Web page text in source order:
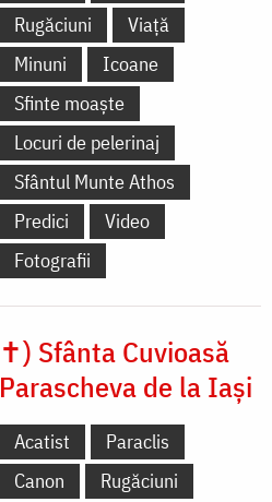
Rugăciuni
Viață
Minuni
Icoane
Sfinte moaște
Locuri de pelerinaj
Sfântul Munte Athos
Predici
Video
Fotografii
✝) Sfânta Cuvioasă
Parascheva de la Iași
Acatist
Paraclis
Canon
Rugăciuni